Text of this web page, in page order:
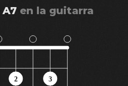
A7 en la guitarra
2 3